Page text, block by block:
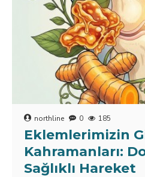
northline 0 185
Eklemlerimizin
Kahramanları:
Sağlıklı Hareket